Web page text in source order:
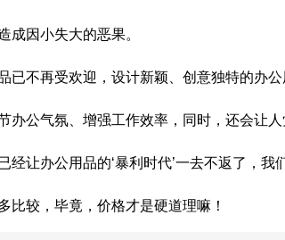
成因小失大的恶果。
已不再受欢迎，设计新颖、创意独特的办
办公气氛、增强工作效率，同时，还会让
经让办公用品的‘暴利时代’一去不返了，
比较，毕竟，价格才是硬道理嘛！